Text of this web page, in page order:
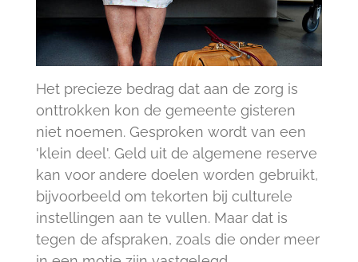
Het precieze bedrag dat aan de zorg is
onttrokken kon de gemeente gisteren
niet noemen. Gesproken wordt van een
'klein deel'. Geld uit de algemene reserve
kan voor andere doelen worden gebruikt,
bijvoorbeeld om tekorten bij culturele
instellingen aan te vullen. Maar dat is
tegen de afspraken, zoals die onder meer